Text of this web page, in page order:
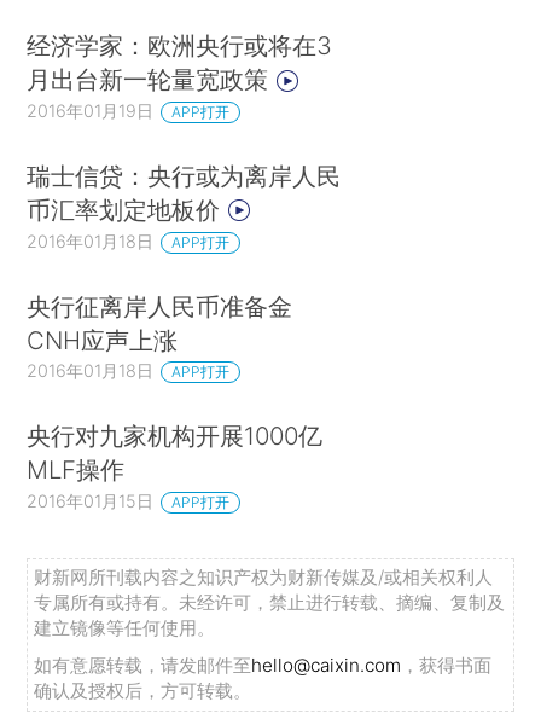
经济学家：欧洲央行或将在3
月出台新一轮量宽政策
2016年01月19日 APP打开
瑞士信贷：央行或为离岸人民
币汇率划定地板价
2016年01月18日 APP打开
央行征离岸人民币准备金
CNH应声上涨
2016年01月18日 APP打开
央行对九家机构开展1000亿
MLF操作
2016年01月15日 APP打开
财新网所刊载内容之知识产权为财新传媒及/或相关权利人
专属所有或持有。未经许可，禁止进行转载、摘编、复制及
建立镜像等任何使用。
如有意愿转载，请发邮件至hello@caixin.com ，获得书面
确认及授权后，方可转载。